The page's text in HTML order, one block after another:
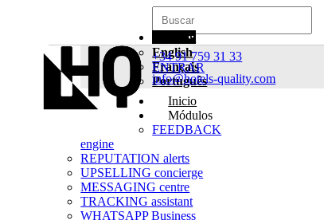
Español
English
Français
Português
+34 91 759 31 33
info@hotels-quality.com
ENTRAR
Inicio
Módulos
FEEDBACK
engine
REPUTATION alerts
UPSELLING concierge
MESSAGING centre
TRACKING assistant
WHATSAPP Business